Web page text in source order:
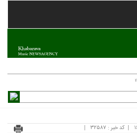
کد خبر : ۳۲۵۸۷